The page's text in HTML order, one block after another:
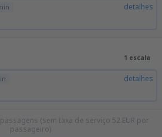
detalhes
1 escala
detalhes
(sem taxa de serviço 52 EUR por
passageiro)